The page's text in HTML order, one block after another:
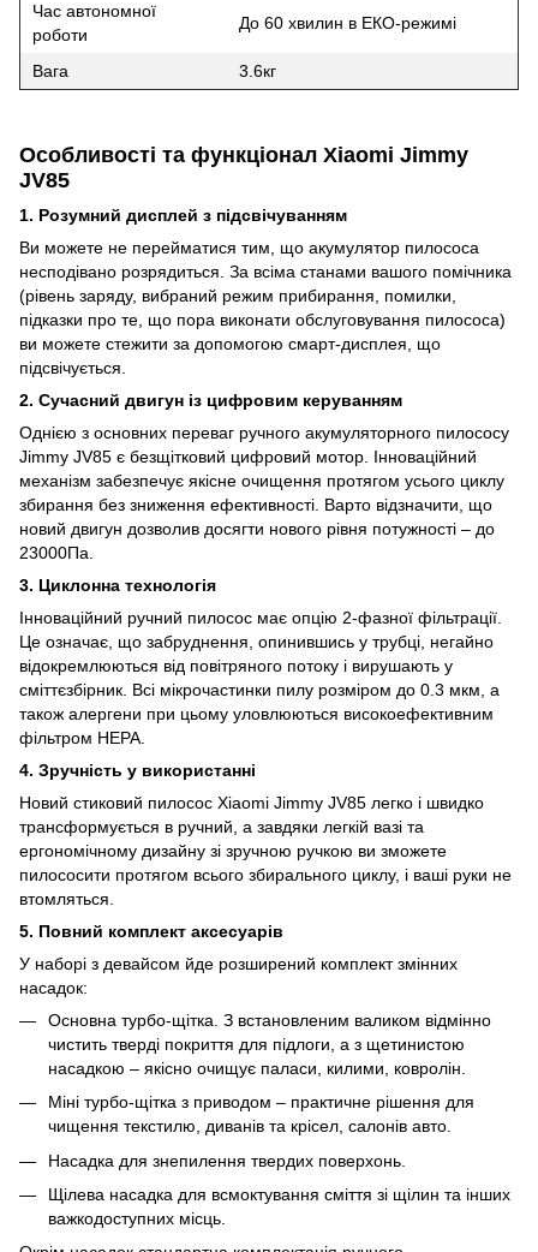
Час автономної
роботи
До 60 хвилин в ЕКО-режимі
Вага 3.6кг
Особливості та функціонал Xiaomi Jimmy
JV85
1. Розумний дисплей з підсвічуванням
Ви можете не перейматися тим, що акумулятор пилососа
несподівано розрядиться. За всіма станами вашого помічника
(рівень заряду, вибраний режим прибирання, помилки,
підказки про те, що пора виконати обслуговування пилососа)
ви можете стежити за допомогою смарт-дисплея, що
підсвічується.
2. Сучасний двигун із цифровим керуванням
Однією з основних переваг ручного акумуляторного пилососу
Jimmy JV85 є безщітковий цифровий мотор. Інноваційний
механізм забезпечує якісне очищення протягом усього циклу
збирання без зниження ефективності. Варто відзначити, що
новий двигун дозволив досягти нового рівня потужності – до
23000Па.
3. Циклонна технологія
Інноваційний ручний пилосос має опцію 2-фазної фільтрації.
Це означає, що забруднення, опинившись у трубці, негайно
відокремлюються від повітряного потоку і вирушають у
сміттєзбірник. Всі мікрочастинки пилу розміром до 0.3 мкм, а
також алергени при цьому уловлюються високоефективним
фільтром НЕРА.
4. Зручність у використанні
Новий стиковий пилосос Xiaomi Jimmy JV85 легко і швидко
трансформується в ручний, а завдяки легкій вазі та
ергономічному дизайну зі зручною ручкою ви зможете
пилососити протягом всього збирального циклу, і ваші руки не
втомляться.
5. Повний комплект аксесуарів
У наборі з девайсом йде розширений комплект змінних
насадок:
Основна турбо-щітка. З встановленим валиком відмінно
чистить тверді покриття для підлоги, а з щетинистою
насадкою – якісно очищує паласи, килими, ковролін.
Міні турбо-щітка з приводом – практичне рішення для
чищення текстилю, диванів та крісел, салонів авто.
Насадка для знепилення твердих поверхонь.
Щілева насадка для всмоктування сміття зі щілин та інших
важкодоступних місць.